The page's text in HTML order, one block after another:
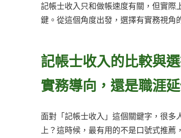
記帳士收入只和做帳速度有關，但實際
鍵。從這個角度出發，選擇有實務視角
記帳士收入的比較與
實務導向，還是職涯
面對「記帳士收入」這個關鍵字，很
上？這時候，最有用的不是口號式推